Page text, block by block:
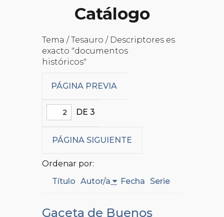
Catálogo
Tema / Tesauro / Descriptores es
exacto "documentos
históricos"
PÁGINA PREVIA
DE 3
PÁGINA SIGUIENTE
Ordenar por:
Título Autor/a Fecha Serie
Gaceta de Buenos